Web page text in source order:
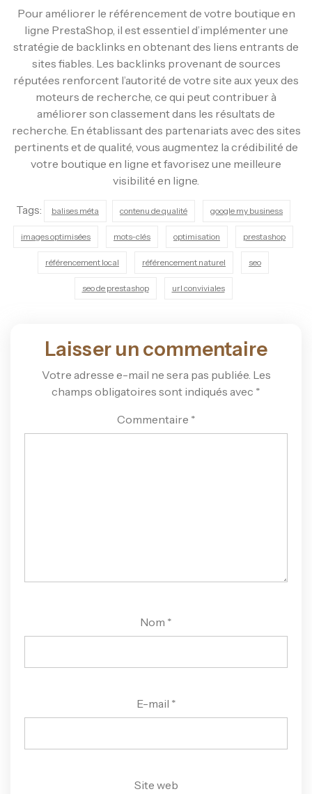
Pour améliorer le référencement de votre boutique en
ligne PrestaShop, il est essentiel d’implémenter une
stratégie de backlinks en obtenant des liens entrants de
sites fiables. Les backlinks provenant de sources
réputées renforcent l’autorité de votre site aux yeux des
moteurs de recherche, ce qui peut contribuer à
améliorer son classement dans les résultats de
recherche. En établissant des partenariats avec des sites
pertinents et de qualité, vous augmentez la crédibilité de
votre boutique en ligne et favorisez une meilleure
visibilité en ligne.
Tags: balises méta contenu de qualité google my business
images optimisées mots-clés optimisation prestashop
référencement local référencement naturel seo
seo de prestashop url conviviales
Laisser un commentaire
Votre adresse e-mail ne sera pas publiée. Les
champs obligatoires sont indiqués avec *
Commentaire *
Nom *
E-mail *
Site web